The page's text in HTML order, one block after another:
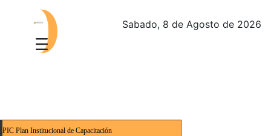
Sabado, 8 de Agosto de 2026
PIC Plan Institucional de Capacitación